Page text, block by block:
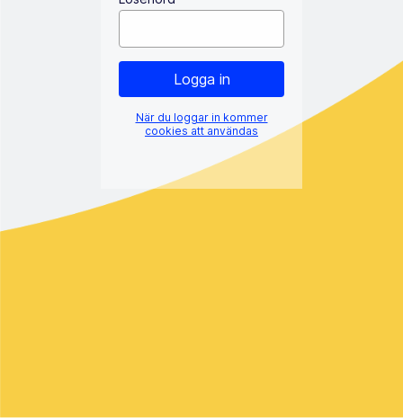
När du loggar in kommer
cookies att användas